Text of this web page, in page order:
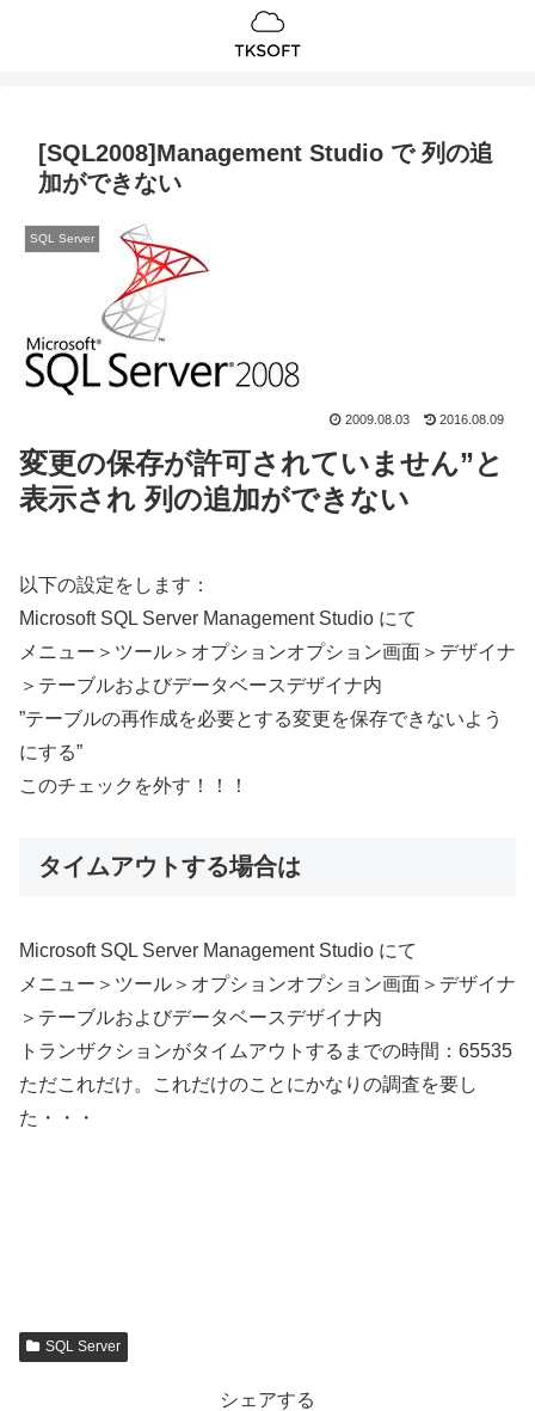
[SQL2008]Management Studio で 列の追
加ができない
SQL Server
2009.08.03 2016.08.09
変更の保存が許可されていません”と
表示され 列の追加ができない
以下の設定をします：
Microsoft SQL Server Management Studio にて
メニュー＞ツール＞オプションオプション画面＞デザイナ
＞テーブルおよびデータベースデザイナ内
”テーブルの再作成を必要とする変更を保存できないよう
にする”
このチェックを外す！！！
タイムアウトする場合は
Microsoft SQL Server Management Studio にて
メニュー＞ツール＞オプションオプション画面＞デザイナ
＞テーブルおよびデータベースデザイナ内
トランザクションがタイムアウトするまでの時間：65535
ただこれだけ。これだけのことにかなりの調査を要し
た・・・
SQL Server
シェアする